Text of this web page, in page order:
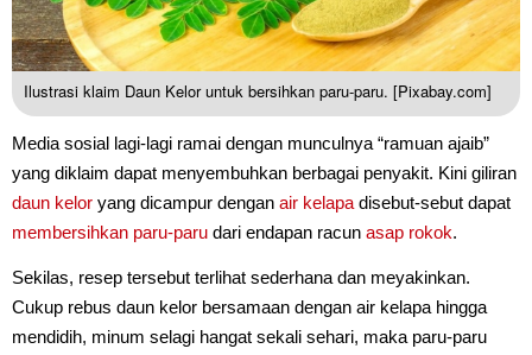
Ilustrasi klaim Daun Kelor untuk bersihkan paru-paru. [Pixabay.com]
Media sosial lagi-lagi ramai dengan munculnya “ramuan ajaib”
yang diklaim dapat menyembuhkan berbagai penyakit. Kini giliran
daun kelor yang dicampur dengan air kelapa disebut-sebut dapat
membersihkan paru-paru dari endapan racun asap rokok.
Sekilas, resep tersebut terlihat sederhana dan meyakinkan.
Cukup rebus daun kelor bersamaan dengan air kelapa hingga
mendidih, minum selagi hangat sekali sehari, maka paru-paru